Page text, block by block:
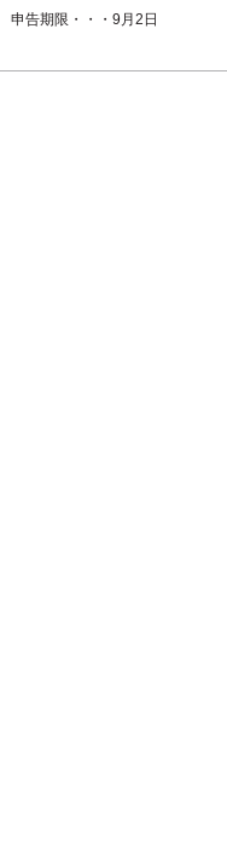
業者の3月ごとの中間申告＜消
申告期限・・・9月2日